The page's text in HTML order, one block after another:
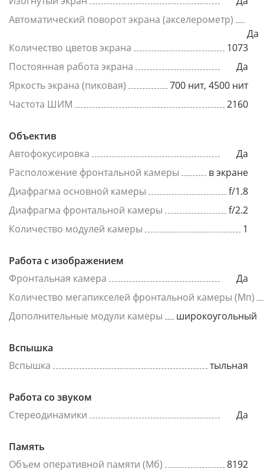
Автоматический поворот экрана (акселерометр)
Да
Количество цветов экрана
1073
Постоянная работа экрана
Да
Яркость экрана (пиковая)
700 нит, 4500 нит
Частота ШИМ
2160
Объектив
Автофокусировка
Да
Расположение фронтальной камеры
в экране
Диафрагма основной камеры
f/1.8
Диафрагма фронтальной камеры
f/2.2
Количество модулей камеры
1
Работа с изображением
Фронтальная камера
Да
Количество мегапикселей фронтальной камеры (Мп)
Дополнительные модули камеры
широкоугольный
Вспышка
Вспышка
тыльная
Работа со звуком
Стереодинамики
Да
Память
Объем оперативной памяти (Мб)
8192